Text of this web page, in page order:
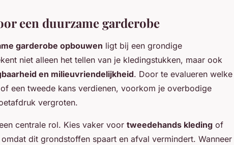
een duurzame garderobe
garderobe opbouwen ligt bij een grondige
niet alleen het tellen van je kledingstukken, maar ook
en milieuvriendelijkheid. Door te evalueren welke
een tweede kans verdienen, voorkom je overbodige
vergroten.
centrale rol. Kies vaker voor tweedehands kleding of
dit grondstoffen spaart en afval vermindert. Wanneer